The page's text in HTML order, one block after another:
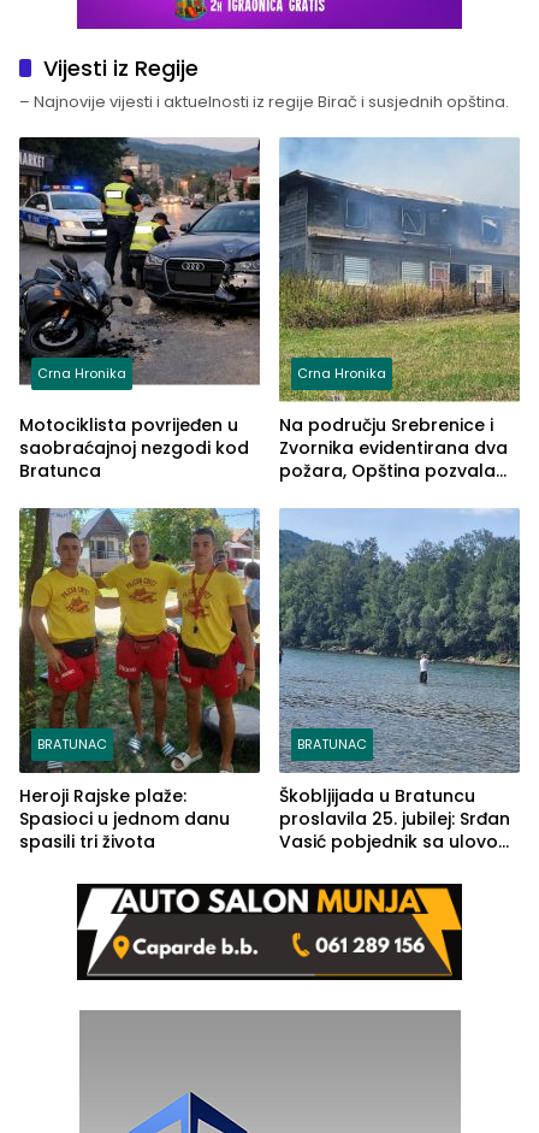
Vijesti iz Regije
– Najnovije vijesti i aktuelnosti iz regije Birač i susjednih opština.
Crna Hronika
Motociklista povrijeđen u
saobraćajnoj nezgodi kod
Bratunca
Crna Hronika
Na području Srebrenice i
Zvornika evidentirana dva
požara, Opština pozvala
BRATUNAC
Heroji Rajske plaže:
Spasioci u jednom danu
spasili tri života
BRATUNAC
Škobljijada u Bratuncu
proslavila 25. jubilej: Srđan
Vasić pobjednik sa ulovom